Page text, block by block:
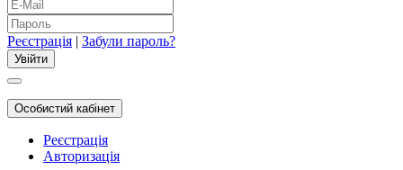
Реєстрація | Забули пароль?
Особистий кабінет
Реєстрація
Авторизація